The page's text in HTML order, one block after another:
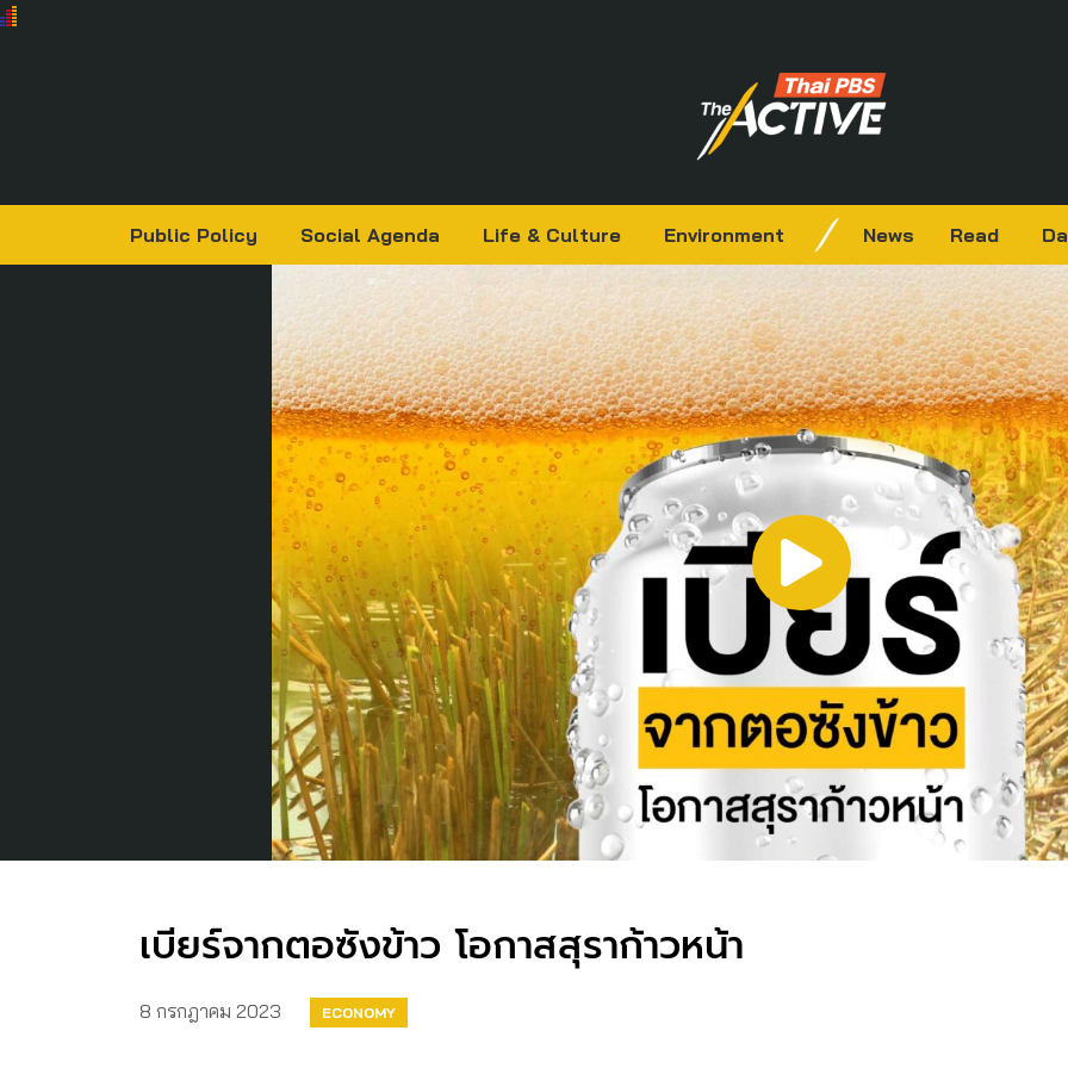
Public Policy Social Agenda Life & Culture Environment News Read
เบียร์จากตอซังข้าว โอกาสสุราก้าวหน้า
8 กรกฎาคม 2023 ECONOMY